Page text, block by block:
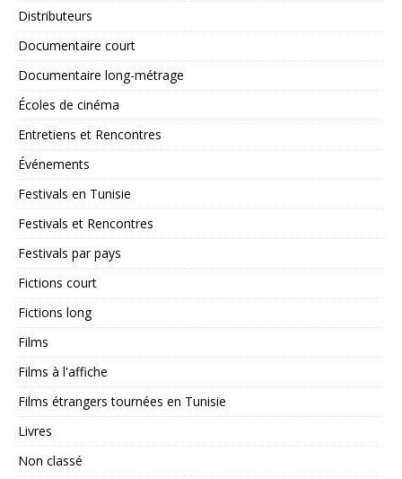
Distributeurs
Documentaire court
Documentaire long-métrage
Écoles de cinéma
Entretiens et Rencontres
Événements
Festivals en Tunisie
Festivals et Rencontres
Festivals par pays
Fictions court
Fictions long
Films
Films à l'affiche
Films étrangers tournées en Tunisie
Livres
Non classé